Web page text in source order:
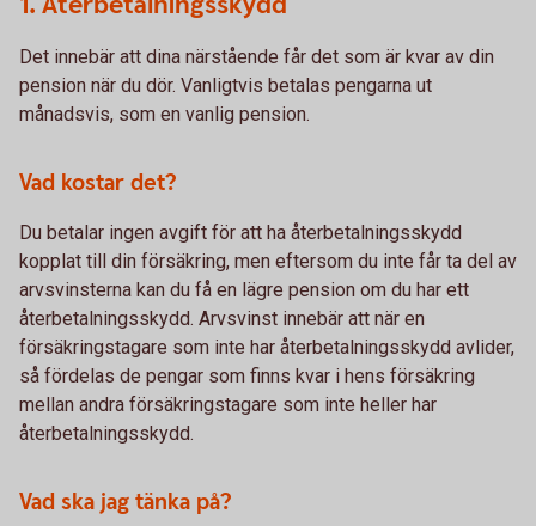
Det innebär att dina närstående får det som är kvar av din
pension när du dör. Vanligtvis betalas pengarna ut
månadsvis, som en vanlig pension.
Vad kostar det?
Du betalar ingen avgift för att ha återbetalningsskydd
kopplat till din försäkring, men eftersom du inte får ta del av
arvsvinsterna kan du få en lägre pension om du har ett
återbetalningsskydd. Arvsvinst innebär att när en
försäkringstagare som inte har återbetalningsskydd avlider,
så fördelas de pengar som finns kvar i hens försäkring
mellan andra försäkringstagare som inte heller har
återbetalningsskydd.
Vad ska jag tänka på?